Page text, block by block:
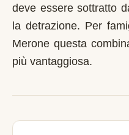
deve essere sottratto
la detrazione. Per
Merone questa
più vantaggiosa.